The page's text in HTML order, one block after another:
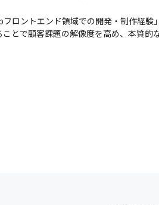
ロントエンド領域での開発・制作経
とで顧客課題の解像度を高め、本質的